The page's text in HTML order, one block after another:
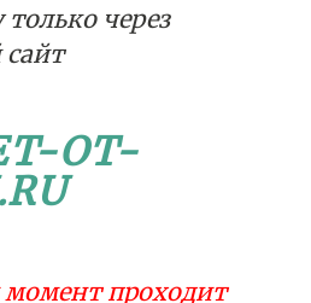
через
сайт
OT-
проходит